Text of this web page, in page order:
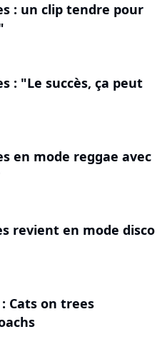
: un clip tendre pour
: "Le succès, ça peut
en mode reggae avec
revient en mode disco
Cats on trees